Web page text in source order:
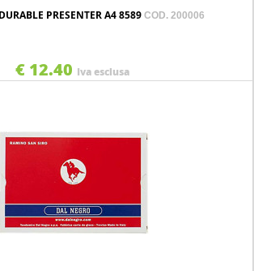
PRESENTER A4 8589 COD. 200006
€ 12.40 Iva esclusa